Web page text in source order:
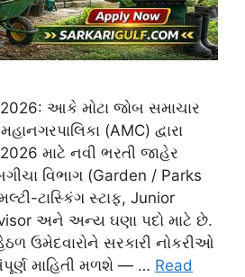
આકે મોટા જોબ સમાચાર
(AMC) દ્વારા
માટે નવી ભરતી જાહેર
વિભાગ (Garden / Parks
ટાસ્કિંગ સ્ટાફ, Junior
અને અન્ય ઘણા પદો માટે છે.
ઉમેદવારોને સરકારી નોકરીઓ
માહિતી મળશે — … Read